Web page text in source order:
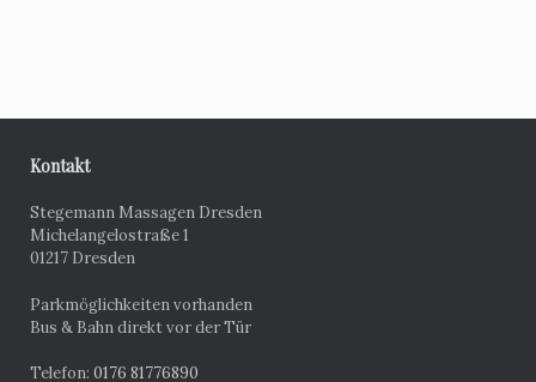
Kontakt
Stegemann Massagen Dresden
Michelangelostraße 1
01217 Dresden
Parkmöglichkeiten vorhanden
Bus & Bahn direkt vor der Tür
Telefon: 0176 81776890